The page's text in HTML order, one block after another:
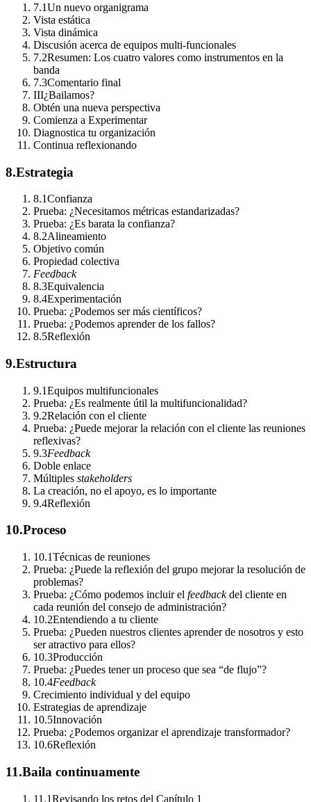
7.1Un nuevo organigrama
Vista estática
Vista dinámica
Discusión acerca de equipos multi-funcionales
7.2Resumen: Los cuatro valores como instrumentos en la
banda
7.3Comentario final
III¿Bailamos?
Obtén una nueva perspectiva
Comienza a Experimentar
Diagnostica tu organización
Continua reflexionando
8.Estrategia
8.1Confianza
Prueba: ¿Necesitamos métricas estandarizadas?
Prueba: ¿Es barata la confianza?
8.2Alineamiento
Objetivo común
Propiedad colectiva
Feedback
8.3Equivalencia
8.4Experimentación
Prueba: ¿Podemos ser más científicos?
Prueba: ¿Podemos aprender de los fallos?
8.5Reflexión
9.Estructura
9.1Equipos multifuncionales
Prueba: ¿Es realmente útil la multifuncionalidad?
9.2Relación con el cliente
Prueba: ¿Puede mejorar la relación con el cliente las reuniones
reflexivas?
9.3Feedback
Doble enlace
Múltiples stakeholders
La creación, no el apoyo, es lo importante
9.4Reflexión
10.Proceso
10.1Técnicas de reuniones
Prueba: ¿Puede la reflexión del grupo mejorar la resolución de
problemas?
Prueba: ¿Cómo podemos incluir el feedbackdel cliente en
cada reunión del consejo de administración?
10.2Entendiendo a tu cliente
Prueba: ¿Pueden nuestros clientes aprender de nosotros y esto
ser atractivo para ellos?
10.3Producción
Prueba: ¿Puedes tener un proceso que sea “de flujo”?
10.4Feedback
Crecimiento individual y del equipo
Estrategias de aprendizaje
10.5Innovación
Prueba: ¿Podemos organizar el aprendizaje transformador?
10.6Reflexión
11.Baila continuamente
11.1Revisando los retos del Capítulo 1